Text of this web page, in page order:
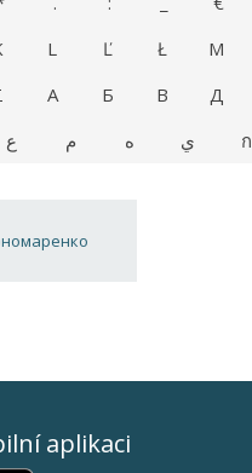
L Ľ Ł M
А Б В Д
ع م ه ي ก
aplikaci